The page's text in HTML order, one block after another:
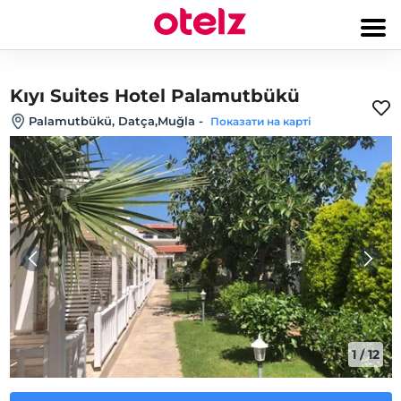
Kıyı Suites Hotel Palamutbükü
Palamutbükü, Datça,Muğla - Показати на карті
1 /12